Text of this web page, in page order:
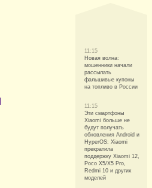
11:15
Новая волна:
мошенники начали
рассылать
фальшивые купоны
на топливо в России
11:15
Эти смартфоны
Xiaomi больше не
будут получать
обновления Android и
HyperOS: Xiaomi
прекратила
поддержку Xiaomi 12,
Poco X5/X5 Pro,
Redmi 10 и других
моделей